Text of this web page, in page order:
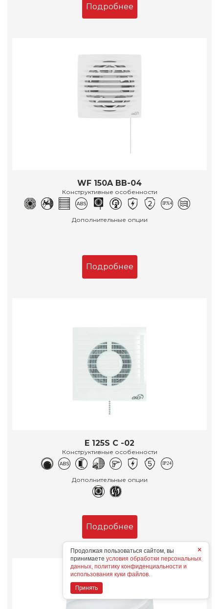
Подробнее
WF 150A BB-04
Конструктивные особенности
Дополнительные опции
Подробнее
E 125S C -02
Конструктивные особенности
Дополнительные опции
Подробнее
×
Продолжая пользоваться сайтом, вы
принимаете условия обработки персональных
данных, политику конфиденциальности и
использования куки файлов.
Принять